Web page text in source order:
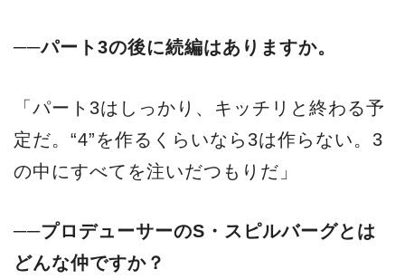
──パート3の後に続編はありますか。
「パート3はしっかり、キッチリと終わる予
定だ。“4”を作るくらいなら3は作らない。3
の中にすべてを注いだつもりだ」
──プロデューサーのS・スピルバーグとは
どんな仲ですか？